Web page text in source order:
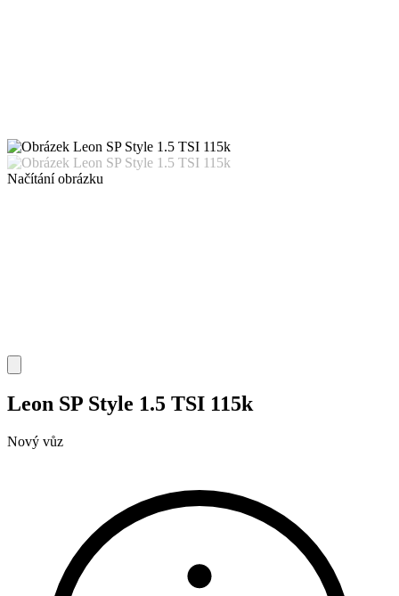
Načítání obrázku
Leon SP Style 1.5 TSI 115k
Nový vůz